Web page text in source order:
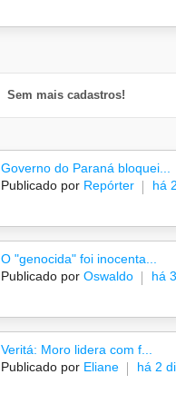
Sem mais cadastros!
Governo do Paraná bloquei...
Publicado por Repórter há
O "genocida" foi inocenta...
Publicado por Oswaldo há
Veritá: Moro lidera com f...
Publicado por Eliane há 2